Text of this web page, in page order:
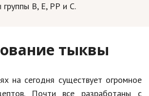
группы В, Е, РР и С.
тыквы
на сегодня существует огромное
Почти все разработаны с